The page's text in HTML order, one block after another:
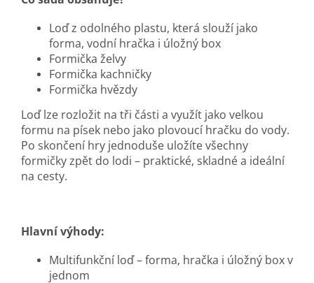
Loď z odolného plastu, která slouží jako
forma, vodní hračka i úložný box
Formička želvy
Formička kachničky
Formička hvězdy
Loď lze rozložit na tři části a využít jako velkou
formu na písek nebo jako plovoucí hračku do vody.
Po skončení hry jednoduše uložíte všechny
formičky zpět do lodi – praktické, skladné a ideální
na cesty.
Hlavní výhody:
Multifunkční loď – forma, hračka i úložný box v
jednom